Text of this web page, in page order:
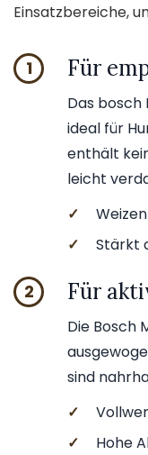
Einsatzbereiche,
1 Für
Das bosch
ideal für
enthält
leicht
✓
✓
Stärkt
2 Für
Die Bosch
sind
✓
✓
Hohe